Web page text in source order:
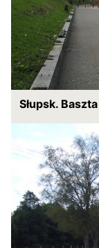
Słupsk.